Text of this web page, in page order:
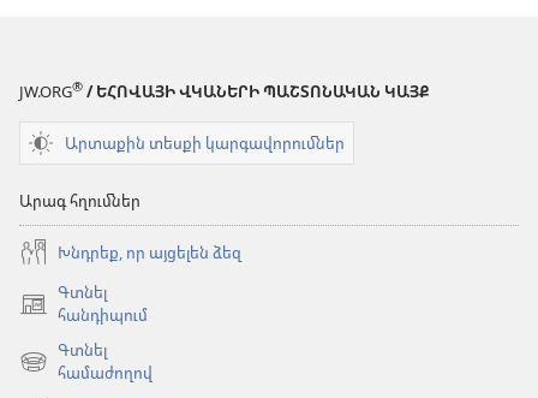
JW.ORG® / ԵՀՈՎԱՅԻ ՎԿԱՆԵՐԻ ՊԱՇՏՈՆԱԿԱՆ ԿԱՅՔ
Արտաքին տեսքի կարգավորումներ
Արագ հղումներ
Խնդրեք, որ այցելեն ձեզ
Գտնել
հանդիպում
(բացվում
նոր
պատուհան)
Գտնել
համաժողով
(բացվում